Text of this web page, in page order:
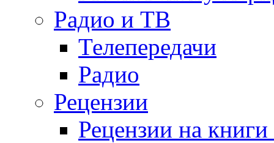
Радио и ТВ
Телепередачи
Радио
Рецензии
Рецензии на